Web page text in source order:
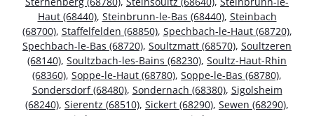
Haut (68440), Steinbrunn-le-Bas (68440), Steinbach
(68700), Staffelfelden (68850), Spechbach-le-Haut (68720),
Spechbach-le-Bas (68720), Soultzmatt (68570), Soultzeren
(68140), Soultzbach-les-Bains (68230), Soultz-Haut-Rhin
(68360), Soppe-le-Haut (68780), Soppe-le-Bas (68780),
Sondersdorf (68480), Sondernach (68380), Sigolsheim
(68240), Sierentz (68510), Sickert (68290), Sewen (68290),